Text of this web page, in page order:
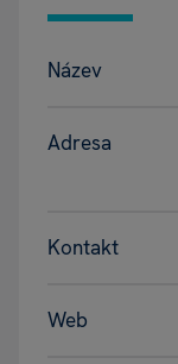
Název
Adresa
Kontakt
Web